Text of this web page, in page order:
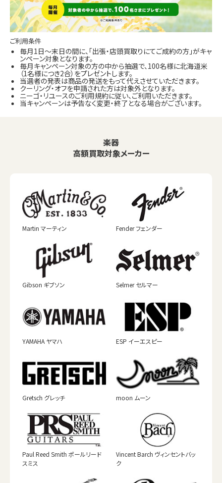
ご利用条件
毎月1日～末日の間に、「出張・店頭買取りにてご成約の方」がキャ
ンペーン対象となります。
毎月キャンペーン対象の方の中から抽選で、100名様に北海道米
（1名様につき2合）をプレゼントします。
当選者の発表は商品の発送をもって代えさせていただきます。
クーリング・オフを申請された方は対象外となります。
ニーゴ・リユースのご利用規約に従い、ご利用いただきます。
当キャンペーンは予告なく変更・終了となる場合がございます。
楽器
高額買取対象メーカー
Martin マーティン Fender フェンダー
Gibson ギブソン Selmer セルマー
YAMAHA ヤマハ ESP イーエスピー
Gretsch グレッチ moon ムーン
Paul Reed Smith ポールリード
スミス
Vincent Barch ヴィンセントバッ
ク